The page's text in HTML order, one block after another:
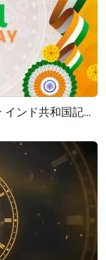
イズ グリーティング カード コレクション インド共和国記念日のお祝い イントロ